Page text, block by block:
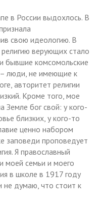
в России выдохлось. В
свою идеологию. В
верующих стало
бывшие комсомольские
– люди, не имеющие к
авторитет религии
Кроме того, мое
Земле бог свой: у кого-
близких, у кого-то
ценно набором
заповеди проповедует
Я православный
моей семьи и моего
в школе в 1917 году
думаю, что стоит к